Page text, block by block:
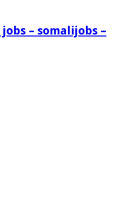
– somalijobs –